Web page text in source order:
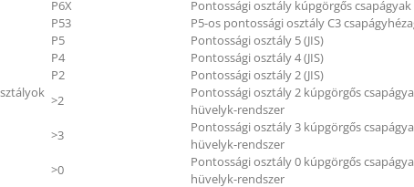
P6X
Pontossági osztály kúpgörgős csapágyak
P53
P5-os pontossági osztály C3
P5
Pontossági osztály 5 (JIS)
P4
Pontossági osztály 4 (JIS)
P2
Pontossági osztály 2 (JIS)
>2
Pontossági osztály 2 kúpgörgős
hüvelyk-rendszer
>3
Pontossági osztály 3 kúpgörgős
hüvelyk-rendszer
>0
Pontossági osztály 0 kúpgörgős
hüvelyk-rendszer